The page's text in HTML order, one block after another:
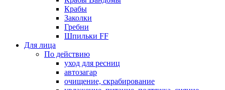
Крабы
Заколки
Гребни
Шпильки FF
Для лица
По действию
уход для ресниц
автозагар
очищение, скрабирование